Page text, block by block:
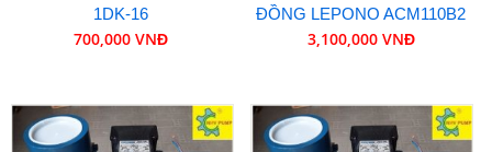
1DK-16
700,000 VNĐ
ĐỒNG LEPONO ACM110B2
3,100,000 VNĐ